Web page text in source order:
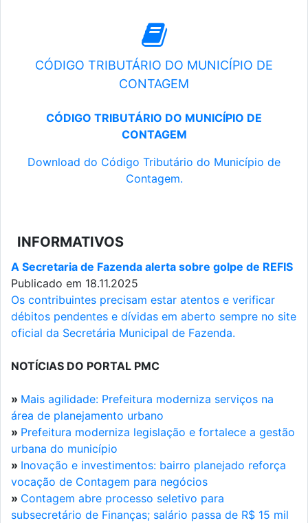
CÓDIGO TRIBUTÁRIO DO MUNICÍPIO DE
CONTAGEM
CÓDIGO TRIBUTÁRIO DO MUNICÍPIO DE
CONTAGEM
Download do Código Tributário do Município de
Contagem.
INFORMATIVOS
A Secretaria de Fazenda alerta sobre golpe de REFIS
Publicado em 18.11.2025
Os contribuintes precisam estar atentos e verificar
débitos pendentes e dívidas em aberto sempre no site
oficial da Secretária Municipal de Fazenda.
NOTÍCIAS DO PORTAL PMC
» Mais agilidade: Prefeitura moderniza serviços na
área de planejamento urbano
» Prefeitura moderniza legislação e fortalece a gestão
urbana do município
» Inovação e investimentos: bairro planejado reforça
vocação de Contagem para negócios
» Contagem abre processo seletivo para
subsecretário de Finanças; salário passa de R$ 15 mil